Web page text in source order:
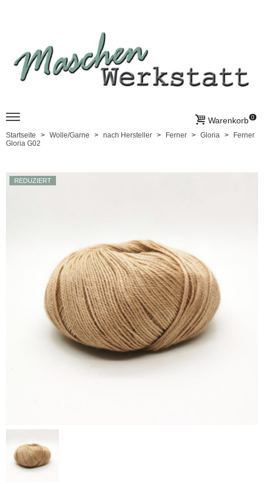
Warenkorb 0
Startseite Wolle/Garne nach Hersteller Ferner Gloria
Ferner
Gloria G02
REDUZIERT